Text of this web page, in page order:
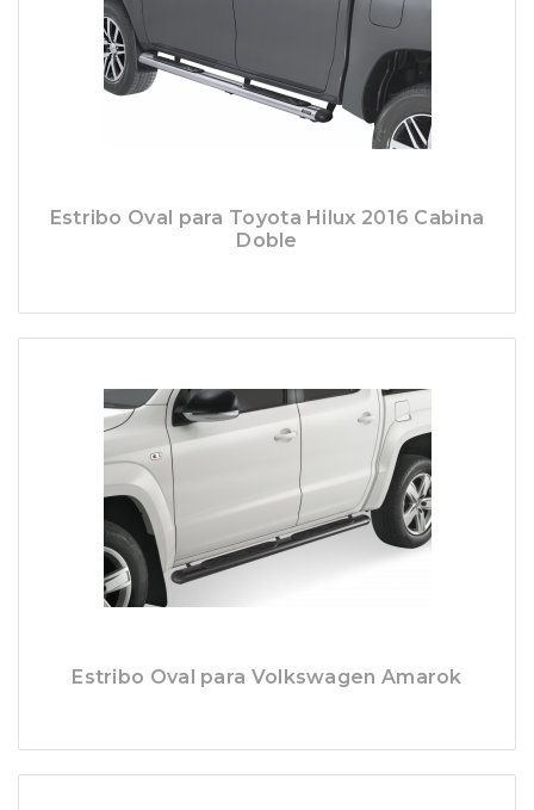
Estribo Oval para Toyota Hilux 2016 Cabina
Doble
Estribo Oval para Volkswagen Amarok